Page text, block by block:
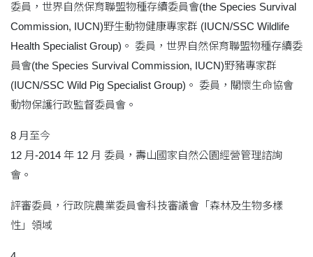
委員，世界自然保育聯盟物種存續委員會(the Species Survival
Commission, IUCN)野生動物健康專家群 (IUCN/SSC Wildlife
Health Specialist Group)。 委員，世界自然保育聯盟物種存續委
員會(the Species Survival Commission, IUCN)野豬專家群
(IUCN/SSC Wild Pig Specialist Group)。 委員，關懷生命協會
動物保護行政監督委員會。
8 月至今
12 月-2014 年 12 月 委員，壽山國家自然公園經營管理諮詢
會。
評審委員，行政院農業委員會科技審議會「森林及生物多樣
性」領域